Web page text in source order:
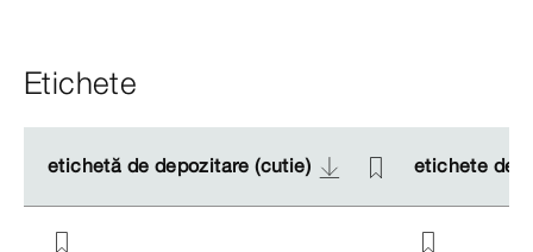
Etichete
etichetă de depozitare (cutie) etichete de
etichetă de depozitare (cutie) etichete de